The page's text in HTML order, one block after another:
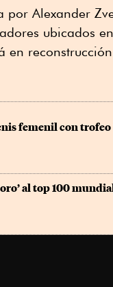
Alexander
ubicados
en
femenil con trofeo
al top 100